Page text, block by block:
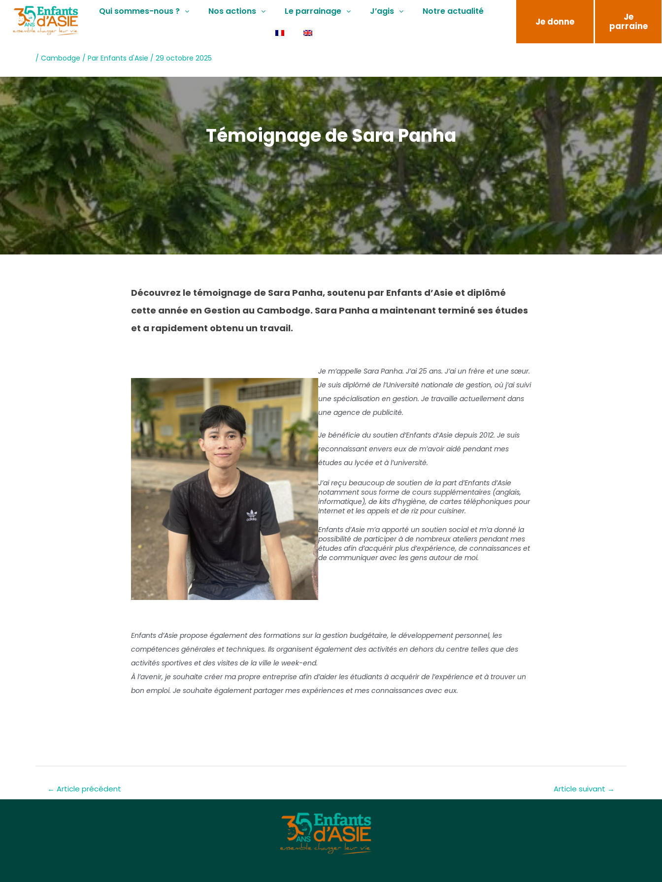
Qui sommes-nous ? Nos actions Le parrainage J’agis Notre actualité
Je donne Je
parraine
/ Cambodge / Par Enfants d'Asie / 29 octobre 2025
Témoignagede Sara Panha
Découvrez le témoignage de Sara Panha, soutenu par Enfants d’Asie et diplômé
cette année en Gestion au Cambodge. Sara Panha a maintenant terminé ses études
et a rapidement obtenu un travail.
Je m’appelle Sara Panha. J’ai 25 ans. J’ai un frère et une sœur.
Je suis diplômé de l’Université nationale de gestion, où j’ai suivi
une spécialisation en gestion. Je travaille actuellement dans
une agence de publicité.
Je bénéficie du soutien d’Enfants d’Asie depuis 2012. Je suis
reconnaissant envers eux de m’avoir aidé pendant mes
études au lycée et à l’université.
J’ai reçu beaucoup de soutien de la part d’Enfants d’Asie
notamment sous forme de cours supplémentaires (anglais,
informatique), de kits d’hygiène, de cartes téléphoniques pour
Internet et les appels et de riz pour cuisiner.
Enfants d’Asie m’a apporté un soutien social et m’a donné la
possibilité de participer à de nombreux ateliers pendant mes
études afin d’acquérir plus d’expérience, de connaissances et
de communiquer avec les gens autour de moi.
Enfants d’Asie propose également des formations sur la gestion budgétaire, le développement personnel, les
compétences générales et techniques. Ils organisent également des activités en dehors du centre telles que des
activités sportives et des visites de la ville le week-end.
À l’avenir, je souhaite créer ma propre entreprise afin d’aider les étudiants à acquérir de l’expérience et à trouver un
bon emploi. Je souhaite également partager mes expériences et mes connaissances avec eux.
← Article précédent Article suivant →